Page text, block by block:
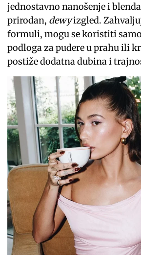
jednostavno nanošenje i
prirodan, dewyizgled.
formuli, mogu se koristiti
podloga za pudere u prahu ili
postiže dodatna dubina i